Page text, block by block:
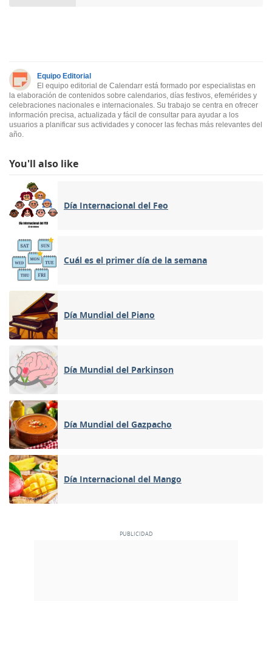
Equipo Editorial
El equipo editorial de Calendarr está formado por especialistas en
la elaboración de contenidos sobre calendarios, días festivos, efemérides y
celebraciones nacionales e internacionales. Su trabajo se centra en ofrecer
información precisa, actualizada y fácil de consultar para ayudar a los
usuarios a planificar sus actividades y conocer las fechas más relevantes del
año.
You'll also like
Día Internacional del Feo
Cuál es el primer día de la semana
Día Mundial del Piano
Día Mundial del Parkinson
Día Mundial del Gazpacho
Día Internacional del Mango